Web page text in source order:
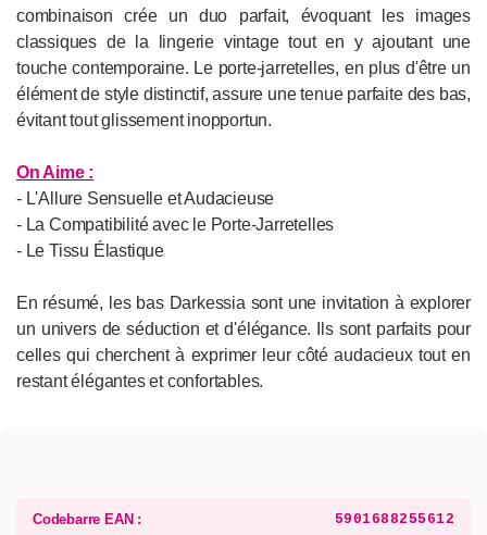
combinaison crée un duo parfait, évoquant les images
classiques de la lingerie vintage tout en y ajoutant une
touche contemporaine. Le porte-jarretelles, en plus d'être un
élément de style distinctif, assure une tenue parfaite des bas,
évitant tout glissement inopportun.
On Aime :
- L'Allure Sensuelle et Audacieuse
- La Compatibilité avec le Porte-Jarretelles
- Le Tissu Élastique
En résumé, les bas Darkessia sont une invitation à explorer
un univers de séduction et d'élégance. Ils sont parfaits pour
celles qui cherchent à exprimer leur côté audacieux tout en
restant élégantes et confortables.
Codebarre EAN : 5901688255612